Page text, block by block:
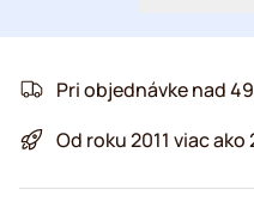
Pri objednávke nad
Od roku 2011 viac